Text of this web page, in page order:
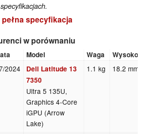
pełna specyfikacja
w porównaniu
Model Waga Wysokość
2024
Dell Latitude 13
7350
Ultra 5 135U,
Graphics 4-Core
iGPU (Arrow
Lake)
1.1 kg 18.2 mm